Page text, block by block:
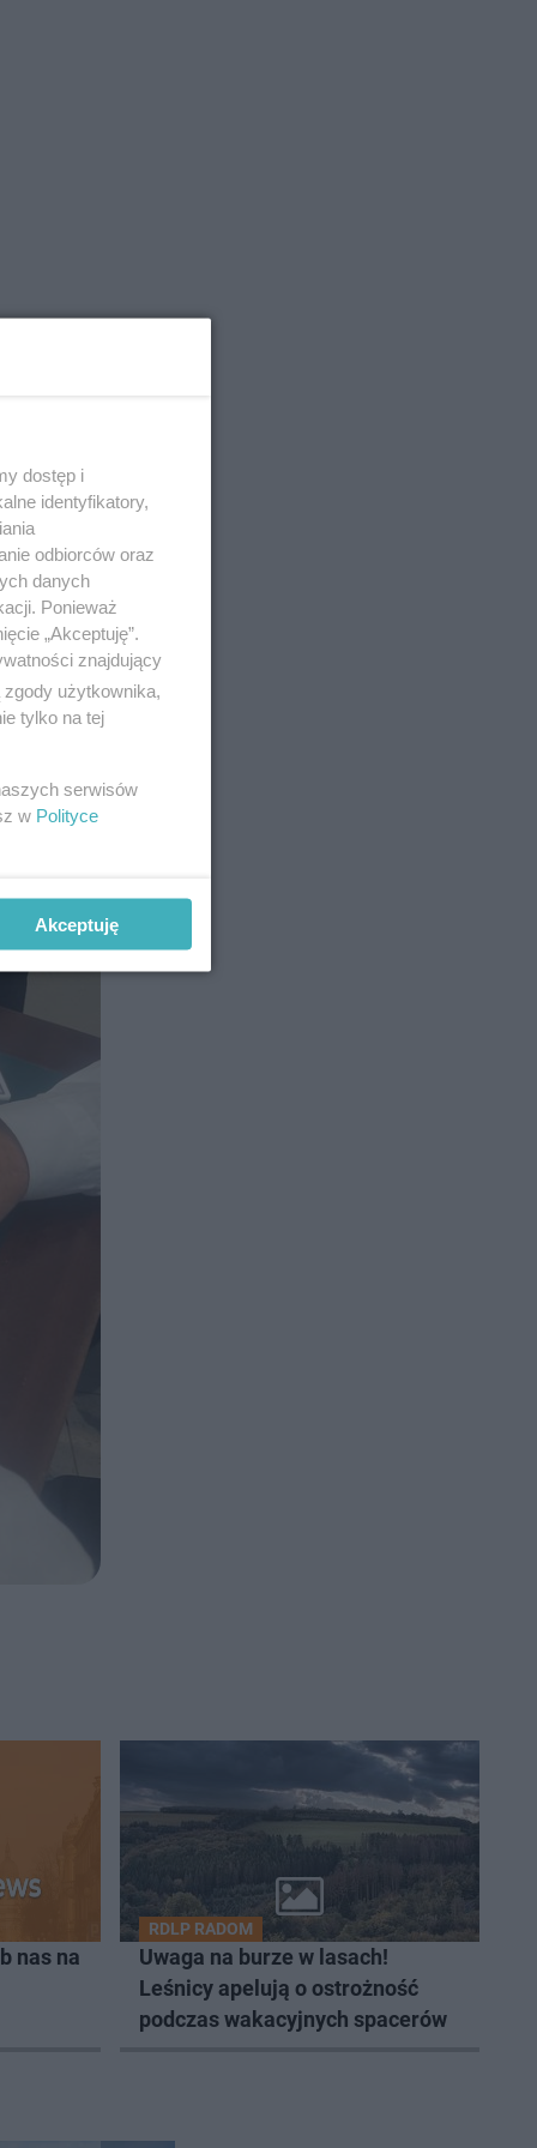
9
nas na
RDLP RADOM
Uwaga na burze w lasach!
Leśnicy apelują o ostrożność
podczas wakacyjnych spacerów
dostęp i
identyfikatory,
odbiorców oraz
danych
Ponieważ
„Akceptuję”.
znajdujący
użytkownika,
tylko na tej
serwisów
w Polityce
Akceptuję